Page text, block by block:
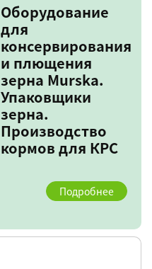
Оборудование
для
консервирования
и плющения
зерна Murska.
Упаковщики
зерна.
Производство
кормов для КРС
Подробнее